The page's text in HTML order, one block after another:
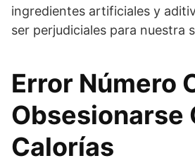
ingredientes artificiales y
ser perjudiciales para nuestra
Error Número
Obsesionarse
Calorías